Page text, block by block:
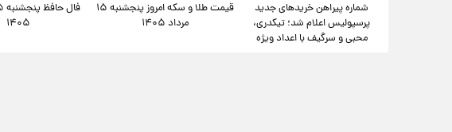
شماره پیراهن خریدهای جدید
پرسپولیس اعلام شد؛ تیکدری،
محبی و سرگیف با اعداد ویژه
قیمت طلا و سکه امروز پنجشنبه ۱۵
مرداد ۱۴۰۵
۱۴۰۵